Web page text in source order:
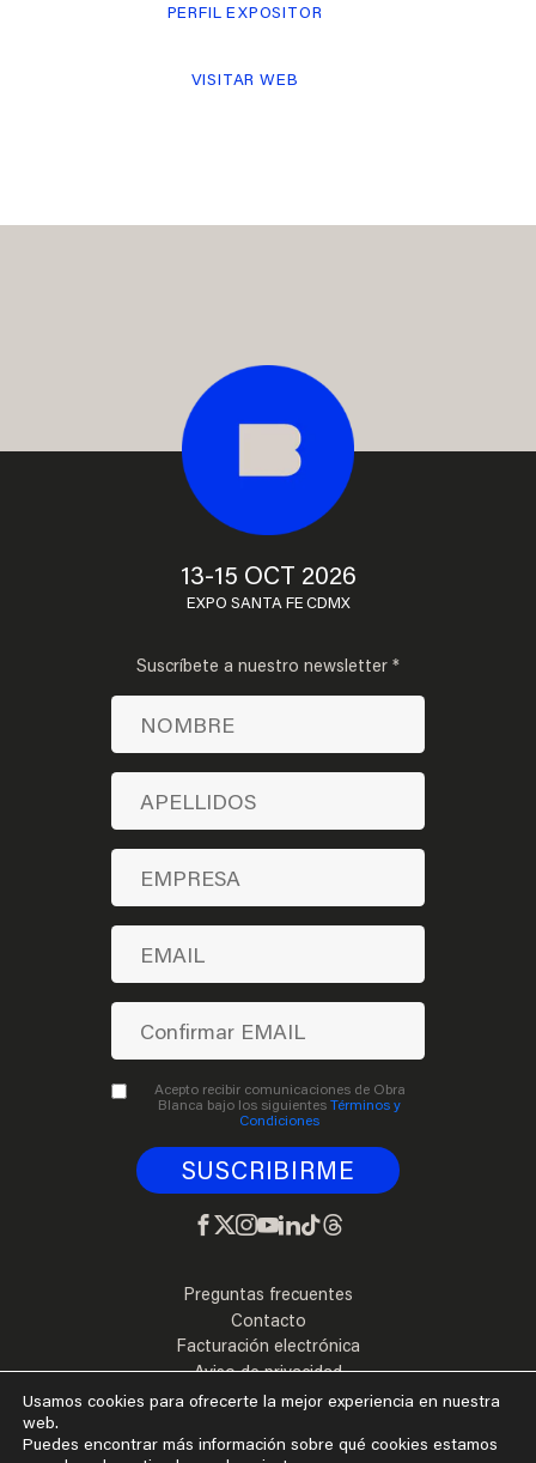
PERFIL EXPOSITOR
VISITAR WEB
Preguntas frecuentes
Contacto
Facturación electrónica
Aviso de privacidad
Términos y Condiciones
13-15 OCT 2026
EXPO SANTA FE CDMX
Suscríbete a nuestro newsletter *
Acepto recibir comunicaciones de Obra
Blanca bajo los siguientesTérminos y
Condiciones
Usamos cookies para ofrecerte la mejor experiencia en nuestra
web.
Puedes encontrar más información sobre qué cookies estamos